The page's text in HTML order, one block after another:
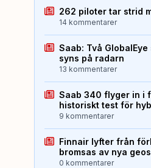
262 piloter tar strid
14 kommentarer
Saab: Två GlobalEye
syns på radarn
13 kommentarer
Saab 340 flyger in i
historiskt test för
9 kommentarer
Finnair lyfter från
bromsas av nya
0 kommentarer